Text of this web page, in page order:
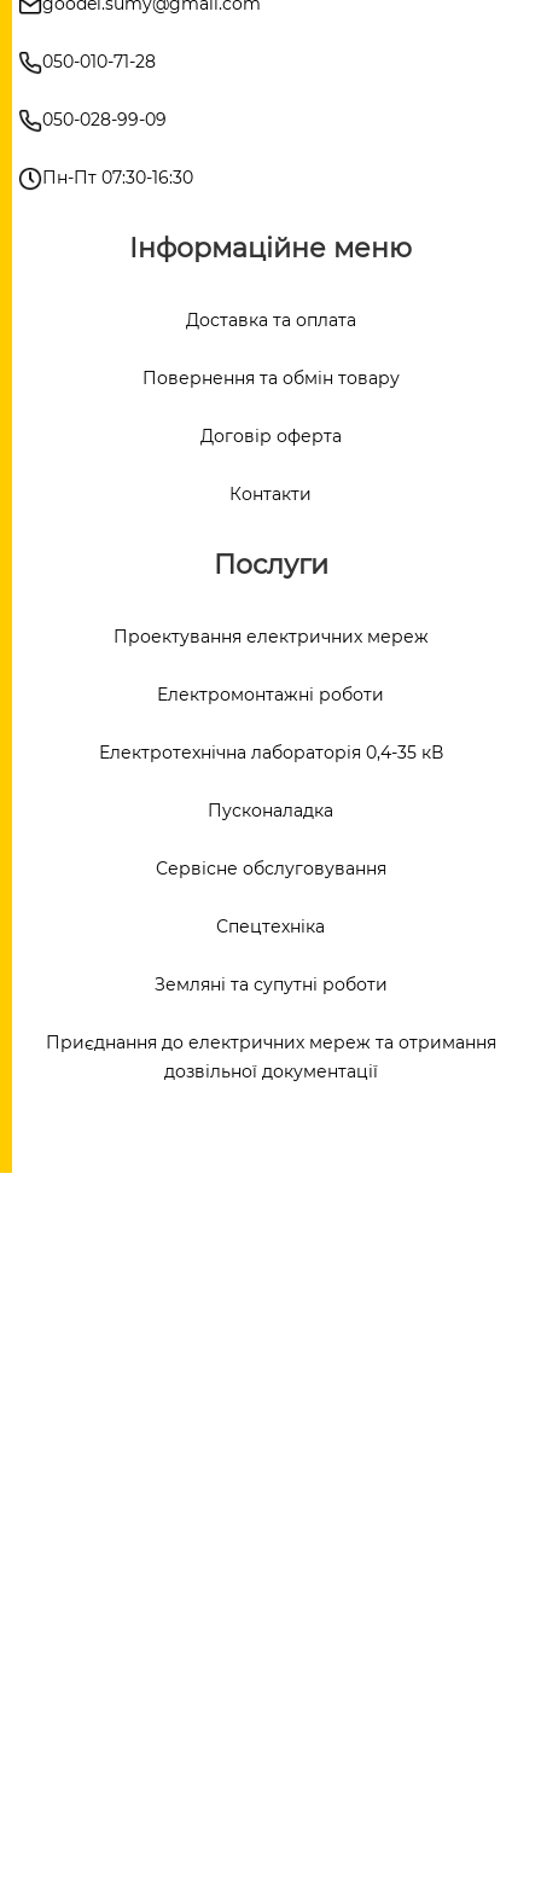
050-010-71-28
050-028-99-09
Пн-Пт 07:30-16:30
Інформаційне меню
Доставка та оплата
Повернення та обмін товару
Договір оферта
Контакти
Послуги
Проектування електричних мереж
Електромонтажні роботи
Електротехнічна лабораторія 0,4-35 кВ
Пусконаладка
Сервісне обслуговування
Спецтехніка
Земляні та супутні роботи
Приєднання до електричних мереж та отримання
дозвільної документації